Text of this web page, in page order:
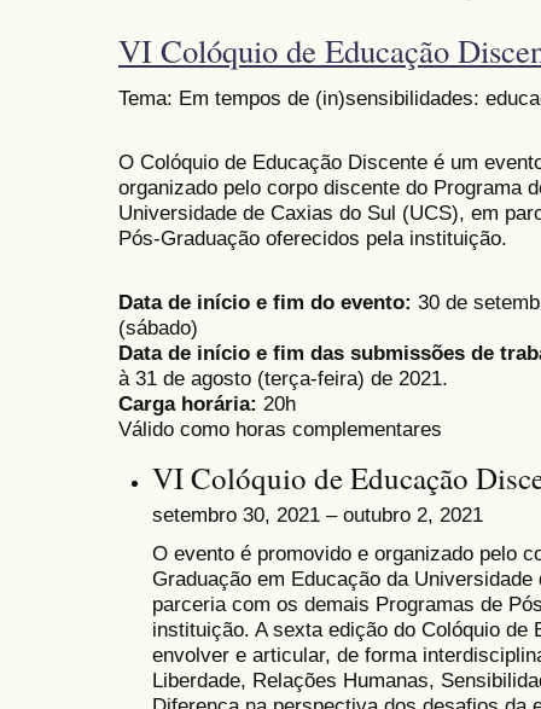
VI Colóquio de Educação
Tema: Em tempos de (in)sensibilidades:
O Colóquio de Educação Discente é um
organizado pelo corpo discente do Programa
Universidade de Caxias do Sul (UCS), em
Pós-Graduação oferecidos pela instituição.
Data de início e fim do evento: 30 de
(sábado)
Data de início e fim das submissões de
à 31 de agosto (terça-feira) de 2021.
Carga horária: 20h
Válido como horas complementares
VI Colóquio de Educação
setembro 30, 2021 – outubro 2, 2021
O evento é promovido e organizado pelo
Graduação em Educação da
parceria com os demais Programas de
instituição. A sexta edição do Colóquio de
envolver e articular, de forma
Liberdade, Relações Humanas,